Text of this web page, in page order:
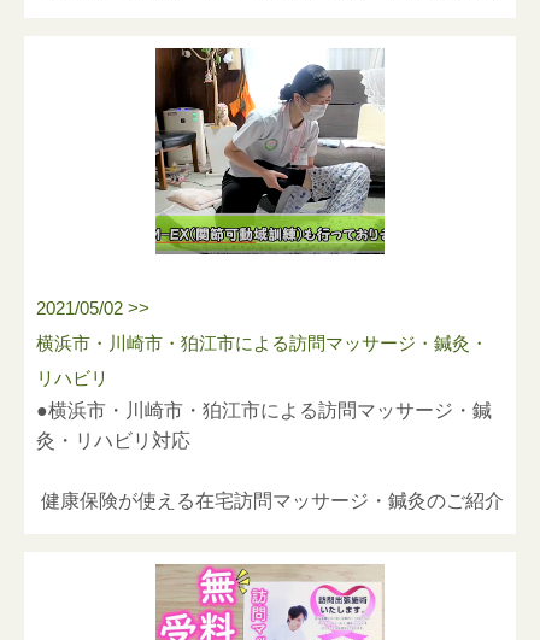
横浜市青葉区あざみ野1-21-6-201
045-532-9281（変更なし）
同じ青葉区内での移転となりますが、今回の移転を機
に、より一層地域に密着した迅速な対応と、患者様お
一人おひとりに寄り添った質の高いケアを目指して、
スタッフ一同気持ちを新たに励んでまいります。
今後とも変わらぬご愛顧を賜りますよう、心よりお願
い申し上げます。
談に出演いたしました。
対談では、コロナ禍においても業績を伸ばすことがで
きた理由や、今後の展望などについて、当社代表の野
澤が詳しく語っております。
冒頭部分は、YouTubeに公開しておりますので、ぜひ
動画のURLは、以下の通りです。
2021/05/02 >>
横浜市・川崎市・狛江市による訪問マッサージ・鍼灸・
リハビリ
●横浜市・川崎市・狛江市による訪問マッサージ・鍼
灸・リハビリ対応
健康保険が使える在宅訪問マッサージ・鍼灸のご紹介
術を行っております。
主な対象疾患は、